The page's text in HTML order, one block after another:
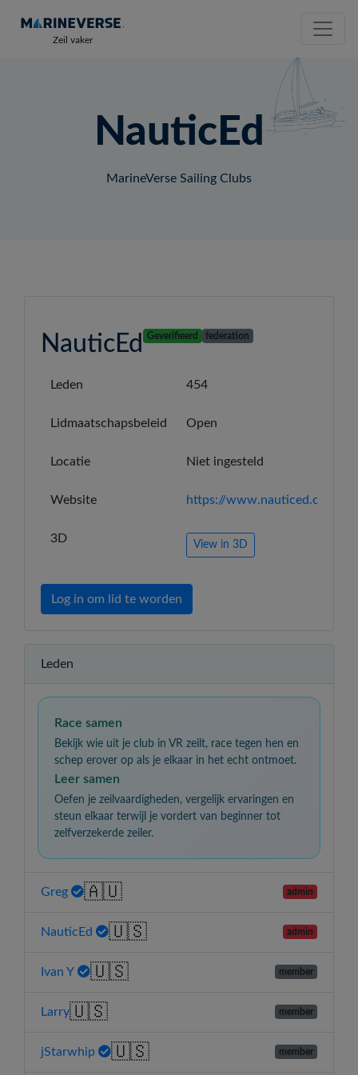
Zeil vaker
NauticEd
MarineVerse Sailing Clubs
NauticEd Geverifieerd federation
Leden 454
Lidmaatschapsbeleid Open
Locatie Niet ingesteld
Website https://www.nauticed.org/
3D View in 3D
Log in om lid te worden
Leden
Race samen
Bekijk wie uit je club in VR zeilt, race tegen hen en
schep erover op als je elkaar in het echt ontmoet.
Leer samen
Oefen je zeilvaardigheden, vergelijk ervaringen en
steun elkaar terwijl je vordert van beginner tot
zelfverzekerde zeiler.
Greg 🇦🇺 admin
NauticEd 🇺🇸 admin
Ivan Y 🇺🇸 member
Larry🇺🇸 member
jStarwhip 🇺🇸 member